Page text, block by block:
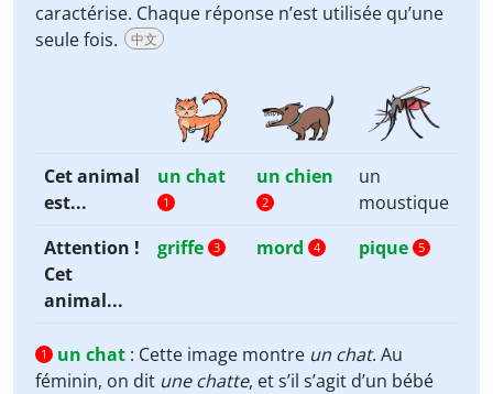
caractérise. Chaque réponse n’est utilisée qu’une
seule fois.
中文
Cet animal
est...
un chat
1
un chien
2
un
moustique
Attention !
Cet
animal...
griffe 3 mord 4 pique 5
1 un chat : Cette image montre un chat. Au
féminin, on dit une chatte, et s’il s’agit d’un bébé